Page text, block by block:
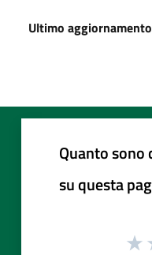
Ultimo aggiornamento
Quanto
su questa